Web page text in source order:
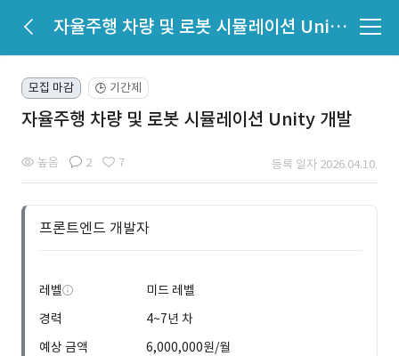
자율주행 차량 및 로봇 시뮬레이션 Unity 개발
모집 마감 🕒 기간제
자율주행 차량 및 로봇 시뮬레이션 Unity 개발
높음 2 7 등록 일자 2026.04.10.
프론트엔드 개발자
레벨
미드 레벨
경력
4~7년 차
예상 금액
6,000,000원/월